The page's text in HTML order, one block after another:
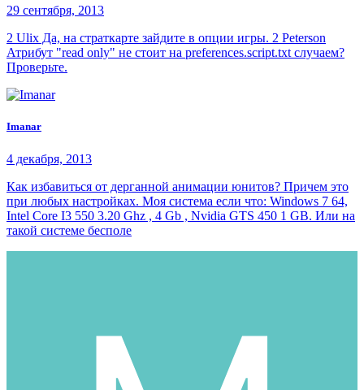
29 сентября, 2013
2 Ulix Да, на страткарте зайдите в опции игры. 2 Peterson
Атрибут "read only" не стоит на preferences.script.txt случаем?
Проверьте.
Imanar
4 декабря, 2013
Как избавиться от дерганной анимации юнитов? Причем это
при любых настройках. Моя система если что: Windows 7 64,
Intel Core I3 550 3.20 Ghz , 4 Gb , Nvidia GTS 450 1 GB. Или на
такой системе бесполе